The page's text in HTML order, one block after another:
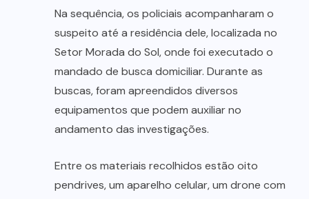
Na sequência, os policiais acompanharam o
suspeito até a residência dele, localizada no
Setor Morada do Sol, onde foi executado o
mandado de busca domiciliar. Durante as
buscas, foram apreendidos diversos
equipamentos que podem auxiliar no
andamento das investigações.
Entre os materiais recolhidos estão oito
pendrives, um aparelho celular, um drone com